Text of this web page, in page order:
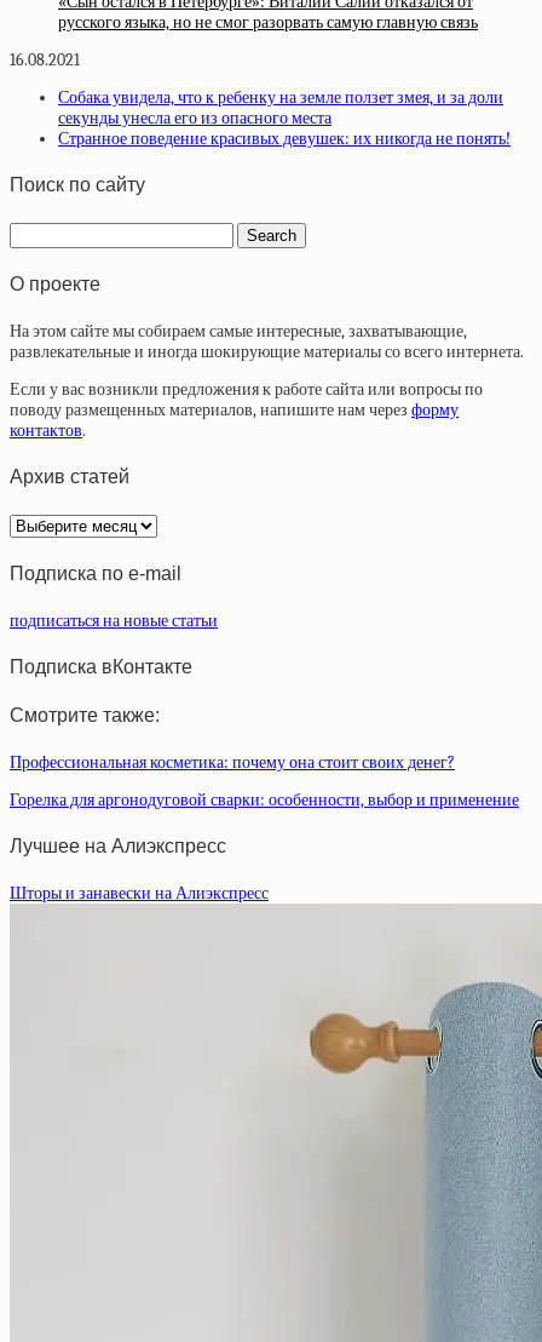
русского языка, но не смог разорвать самую главную связь
16.08.2021
Собака увидела, что к ребенку на земле ползет змея, и за доли
секунды унесла его из опасного места
Странное поведение красивых девушек: их никогда не понять!
Поиск по сайту
О проекте
На этом сайте мы собираем самые интересные, захватывающие,
развлекательные и иногда шокирующие материалы со всего интернета.
Если у вас возникли предложения к работе сайта или вопросы по
поводу размещенных материалов, напишите нам через форму
контактов.
Архив статей
Архив
статей
Подписка по e-mail
подписаться на новые статьи
Подписка вКонтакте
Смотрите также:
Профессиональная косметика: почему она стоит своих денег?
Горелка для аргонодуговой сварки: особенности, выбор и применение
Лучшее на Алиэкспресс
Шторы и занавески на Алиэкспресс